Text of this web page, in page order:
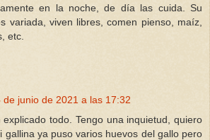
en la noche, de día las cuida. Su
variada, viven libres, comen pienso, maíz,
etc.
de junio de 2021 a las 17:32
explicado todo. Tengo una inquietud, quiero
gallina ya puso varios huevos del gallo pero